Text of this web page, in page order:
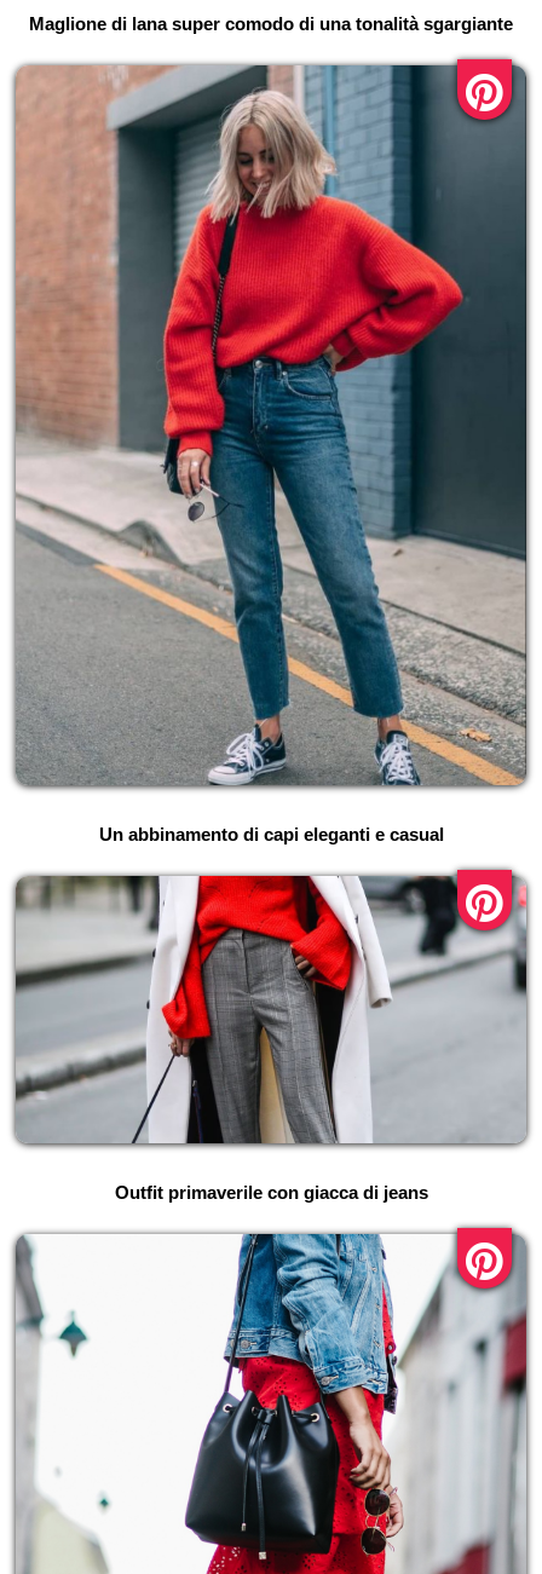
Maglione di lana super comodo di una tonalità sgargiante
Un abbinamento di capi eleganti e casual
Outfit primaverile con giacca di jeans